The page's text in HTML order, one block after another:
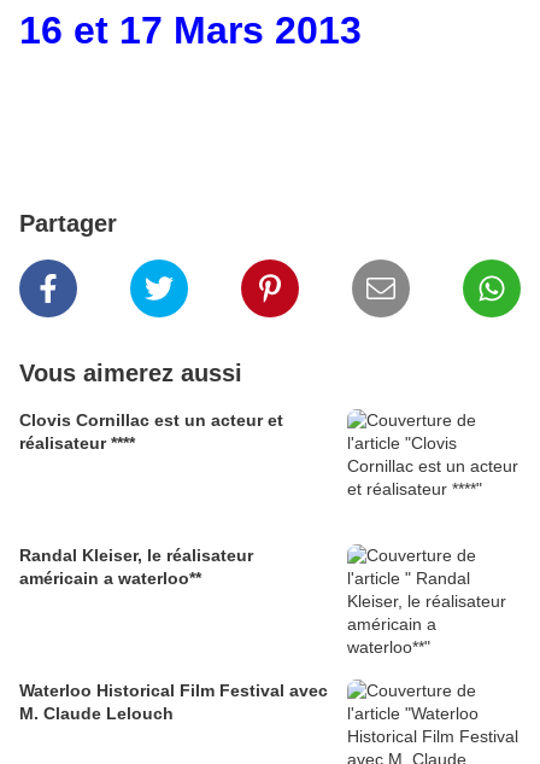
16 et 17 Mars 2013
Partager
Vous aimerez aussi
Clovis Cornillac est un acteur et
réalisateur ****
Randal Kleiser, le réalisateur
américain a waterloo**
Waterloo Historical Film Festival avec
M. Claude Lelouch